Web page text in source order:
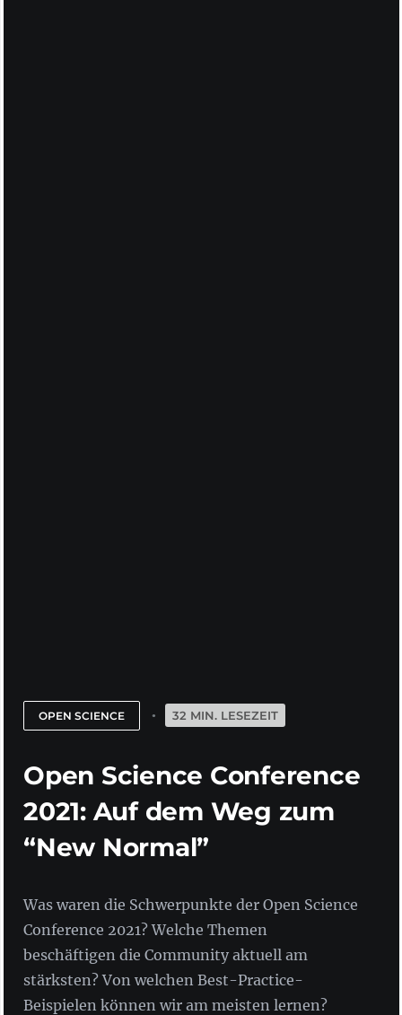
OPEN SCIENCE 32 MIN. LESEZEIT
Open Science Conference
2021: Auf dem Weg zum
“New Normal”
Was waren die Schwerpunkte der Open Science
Conference 2021? Welche Themen
beschäftigen die Community aktuell am
stärksten? Von welchen Best-Practice-
Beispielen können wir am meisten lernen?